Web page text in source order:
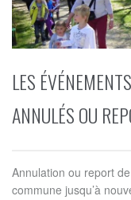
LES
ANNULÉS OU
Annulation ou report
commune jusqu’à